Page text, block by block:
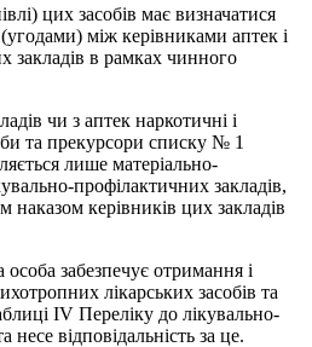
цих засобів має визначатися
між керівниками аптек i
закладів в рамках чинного
чи з аптек наркотичні i
та прекурсори списку № 1
лише матеріально-
профілактичних закладів,
керівників цих закладів
особа забезпечує отримання і
лікарських засобів та
IV Переліку до лікувально-
несе відповідальність за це.